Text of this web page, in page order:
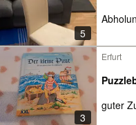
5
3
Erfurt
guter